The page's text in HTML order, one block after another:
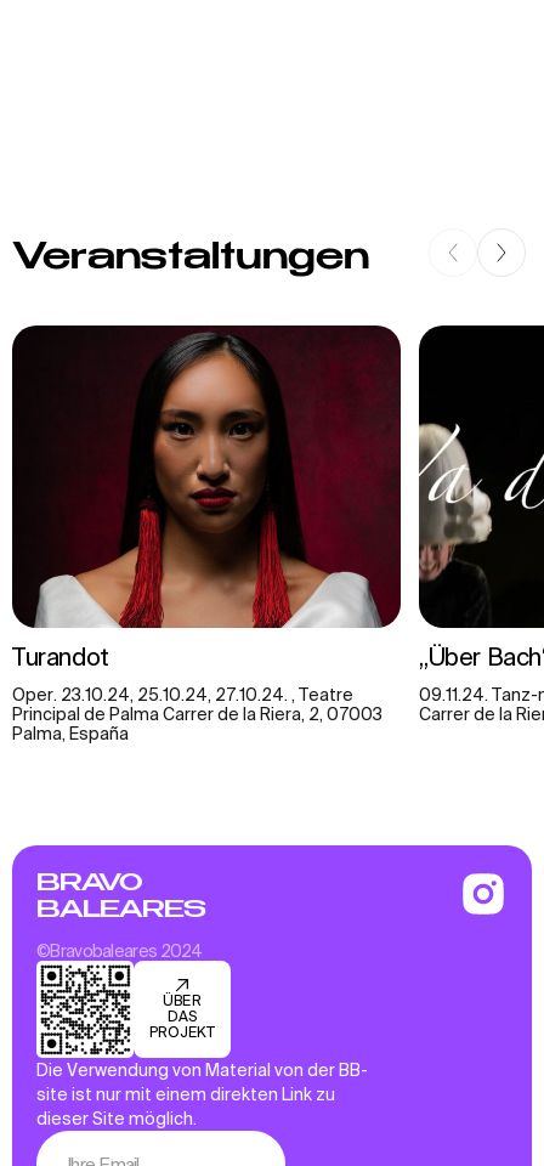
Veranstaltungen
Turandot
Oper. 23.10.24, 25.10.24, 27.10.24. , Teatre
Principal de Palma Carrer de la Riera, 2, 07003
Palma, España
„Über
09.11.24.
Carrer de la
BRAVO
BALEARES
©Bravobaleares 2024
ÜBER
DAS
PROJEKT
Die Verwendung von Material von der BB-
site ist nur mit einem direkten Link zu
dieser Site möglich.